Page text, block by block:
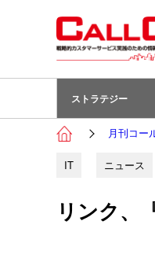
ストラテジー
月刊コー
IT ニュース
リンク、